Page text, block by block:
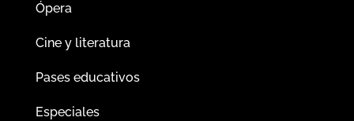
Ópera
Cine y literatura
Pases educativos
Especiales